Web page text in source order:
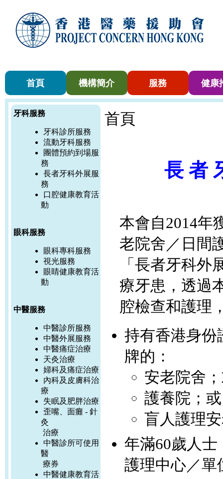
首頁 機構簡介 服務 健康
牙科服務
牙科診所服務
流動牙科服務
團體預約到場服
務
長者牙科外展服
務
口腔健康教育活
動
眼科服務
眼科專科服務
視光服務
眼睛健康教育活
動
中醫服務
中醫診所服務
中醫外展服務
中醫痛症治療
天灸治療
婦科及痛症治療
內科及皮膚科治
療
失眠及肥胖治療
歪嘴、面癱 - 針
灸
治療
中醫診所可使用
醫
療券
中醫健康教育活
首頁
長 者
本會自2014年
老院舍／日間
「長者牙科
療牙患，透過
腔檢查和護理
持有香港身份
牌的 ：
安老院舍
護養院 ；或
盲人護理
年滿60歲人士
護理中心／單